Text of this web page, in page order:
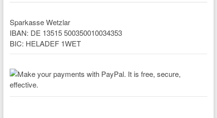
Sparkasse Wetzlar
IBAN: DE 13515 500350010034353
BIC: HELADEF 1WET